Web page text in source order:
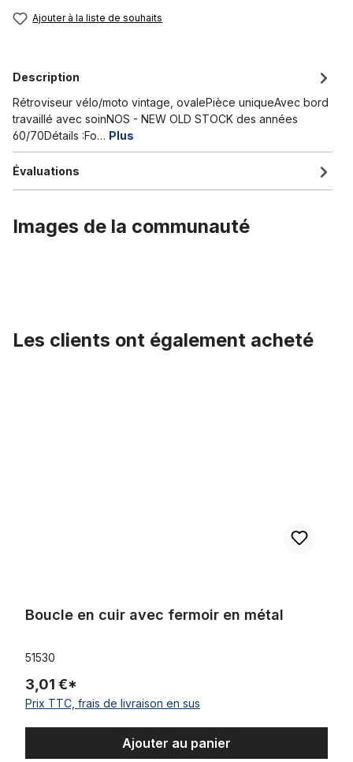
Ajouter à la liste de souhaits
Description
Rétroviseur vélo/moto vintage, ovalePièce uniqueAvec bord
travaillé avec soinNOS - NEW OLD STOCK des années
60/70Détails :Fo… Plus
Évaluations
Images de la communauté
Les clients ont également acheté
Boucle en cuir avec fermoir en métal
51530
3,01 €*
Prix TTC, frais de livraison en sus
Ajouter au panier